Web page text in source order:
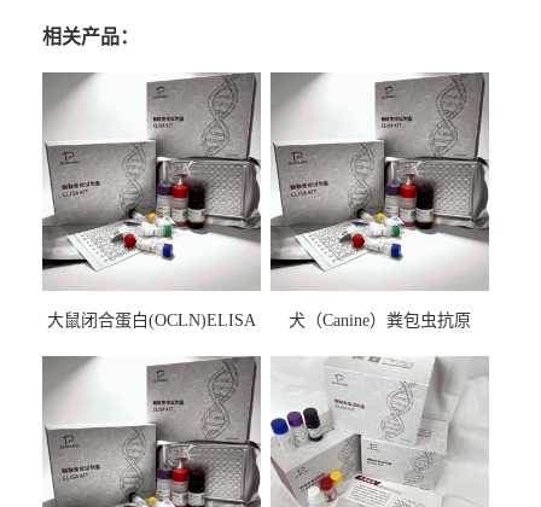
相关产品：
大鼠闭合蛋白(OCLN)ELISA
犬（Canine）粪包虫抗原